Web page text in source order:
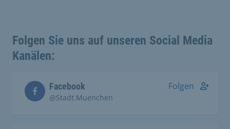
Folgen Sie uns auf unseren Social Media
Kanälen:
Facebook
@Stadt.Muenchen
Folgen